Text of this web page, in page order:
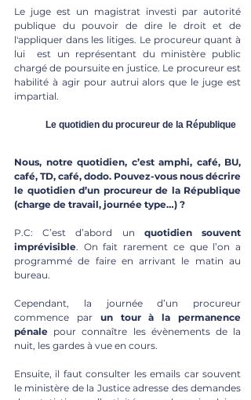
Le juge est un magistrat investi par autorité
publique du pouvoir de dire le droit et de
l'appliquer dans les litiges. Le procureur quant à
lui  est un représentant du ministère public
chargé de poursuite en justice. Le procureur est
habilité à agir pour autrui alors que le juge est
impartial.
	Le quotidien du procureur de la République
Nous, notre quotidien, c’est amphi, café, BU,
café, TD, café, dodo. Pouvez-vous nous décrire
le quotidien d’un procureur de la République
(charge de travail, journée type…) ?
P.C: C’est d’abord un quotidien souvent
imprévisible. On fait rarement ce que l’on a
programmé de faire en arrivant le matin au
bureau.
Cependant, la journée d’un procureur
commence par un tour à la permanence
pénale pour connaître les évènements de la
nuit, les gardes à vue en cours.
Ensuite, il faut consulter les emails car souvent
le ministère de la Justice adresse des demandes